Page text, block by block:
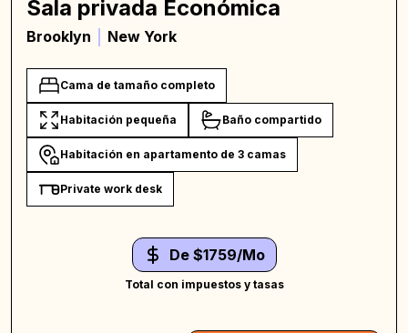
Sala privada Económica
Brooklyn New York
Cama de tamaño completo
Habitación pequeña Baño compartido
Habitación en apartamento de 3 camas
Private work desk
De $1759/Mo
Total con impuestos y tasas